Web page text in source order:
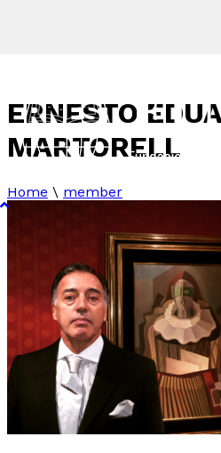
ERNESTO
MARTORELL
Home \ member